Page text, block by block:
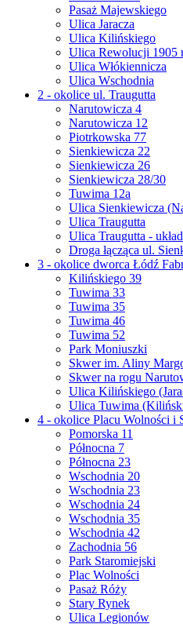
Pasaż Majewskiego
Ulica Jaracza
Ulica Kilińskiego
Ulica Rewolucji 1905
Ulica Włókiennicza
Ulica Wschodnia
2 - okolice ul. Traugutta
Narutowicza 4
Narutowicza 12
Piotrkowska 77
Sienkiewicza 22
Sienkiewicza 26
Sienkiewicza 28/30
Tuwima 12a
Ulica Sienkiewicza
Ulica Traugutta
Ulica Traugutta -
Droga łącząca ul.
3 - okolice dworca Łódź
Kilińskiego 39
Tuwima 33
Tuwima 35
Tuwima 46
Tuwima 52
Park Moniuszki
Skwer im. Aliny
Skwer na rogu
Ulica Kilińskiego
Ulica Tuwima
4 - okolice Placu Wolności i
Pomorska 11
Północna 7
Północna 23
Wschodnia 20
Wschodnia 23
Wschodnia 24
Wschodnia 35
Wschodnia 42
Zachodnia 56
Park Staromiejski
Plac Wolności
Pasaż Róży
Stary Rynek
Ulica Legionów